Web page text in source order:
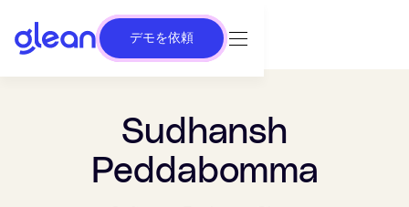
デモを依頼
Sudhansh
Peddabomma